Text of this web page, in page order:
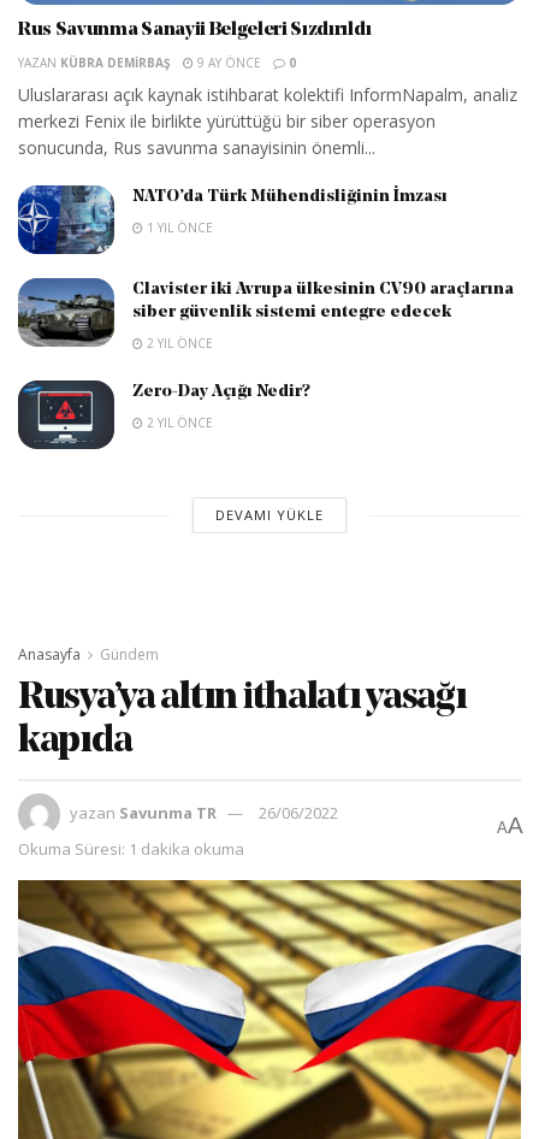
Rus Savunma Sanayii Belgeleri Sızdırıldı
YAZAN KÜBRA DEMIRBAŞ 9 AY ÖNCE 0
Uluslararası açık kaynak istihbarat kolektifi InformNapalm, analiz
merkezi Fenix ile birlikte yürüttüğü bir siber operasyon
sonucunda, Rus savunma sanayisinin önemli...
NATO’da Türk Mühendisliğinin İmzası
1 YIL ÖNCE
Clavister iki Avrupa ülkesinin CV90 araçlarına
siber güvenlik sistemi entegre edecek
2 YIL ÖNCE
Zero-Day Açığı Nedir?
2 YIL ÖNCE
DEVAMI YÜKLE
Anasayfa Gündem
Rusya’ya altın ithalatı yasağı
kapıda
yazan Savunma TR
26/06/2022
Okuma Süresi: 1 dakika okuma
AA